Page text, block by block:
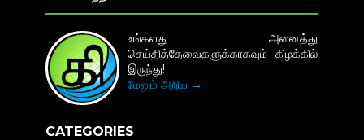
உங்களது அனைத்து
செய்தித்தேவைகளுக்காகவும் கிழக்கில்
இருந்து!
மேலும் அறிய →
CATEGORIES